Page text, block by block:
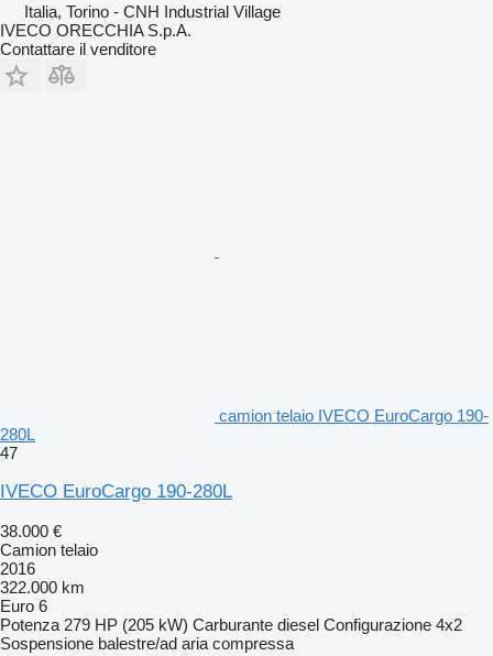
Italia, Torino - CNH Industrial Village
IVECO ORECCHIA S.p.A.
Contattare il venditore
camion telaio IVECO EuroCargo 190-
280L
47
IVECO EuroCargo 190-280L
38.000 €
Camion telaio
2016
322.000 km
Euro 6
Potenza 279 HP (205 kW) Carburante diesel Configurazione 4x2
Sospensione balestre/ad aria compressa